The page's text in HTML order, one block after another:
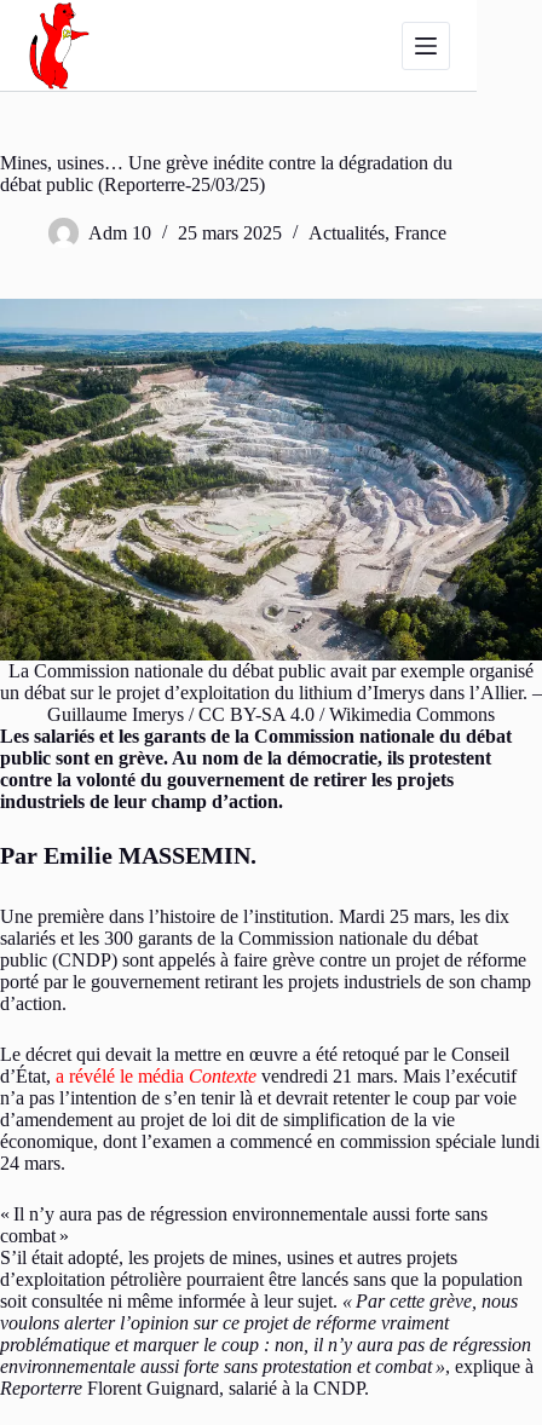
Passer
contenu
Mines, usines… Une grève inédite contre la dégradation du
débat public (Reporterre-25/03/25)
Adm 10 25 mars 2025 Actualités, France
La Commission nationale du débat public avait par exemple organisé
un débat sur le projet d’exploitation du lithium d’Imerys dans l’Allier. –
Guillaume Imerys / CC BY-SA 4.0 / Wikimedia Commons
Les salariés et les garants de la Commission nationale du débat
public sont en grève. Au nom de la démocratie, ils protestent
contre la volonté du gouvernement de retirer les projets
industriels de leur champ d’action.
Par Emilie MASSEMIN.
Une première dans l’histoire de l’institution. Mardi 25 mars, les dix
salariés et les 300 garants de la Commission nationale du débat
public (CNDP) sont appelés à faire grève contre un projet de réforme
porté par le gouvernement retirant les projets industriels de son champ
d’action.
Le décret qui devait la mettre en œuvre a été retoqué par le Conseil
d’État, a révélé le média Contexte vendredi 21 mars. Mais l’exécutif
n’a pas l’intention de s’en tenir là et devrait retenter le coup par voie
d’amendement au projet de loi dit de simplification de la vie
économique, dont l’examen a commencé en commission spéciale lundi
24 mars.
« Il n’y aura pas de régression environnementale aussi forte sans
combat »
S’il était adopté, les projets de mines, usines et autres projets
d’exploitation pétrolière pourraient être lancés sans que la population
soit consultée ni même informée à leur sujet. « Par cette grève, nous
voulons alerter l’opinion sur ce projet de réforme vraiment
problématique et marquer le coup : non, il n’y aura pas de régression
environnementale aussi forte sans protestation et combat », explique à
Reporterre Florent Guignard, salarié à la CNDP.